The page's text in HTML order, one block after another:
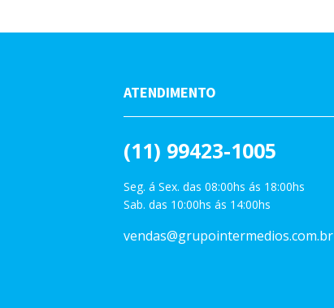
ATENDIMENTO
(11) 99423-1005
Seg. á Sex. das 08:00hs ás 18:00hs
Sab. das 10:00hs ás 14:00hs
vendas@grupointermedios.com.br